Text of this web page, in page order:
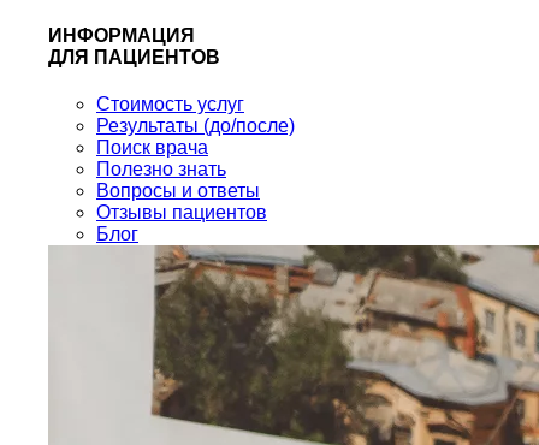
ИНФОРМАЦИЯ
ДЛЯ ПАЦИЕНТОВ
Стоимость услуг
Результаты (до/после)
Поиск врача
Полезно знать
Вопросы и ответы
Отзывы пациентов
Блог